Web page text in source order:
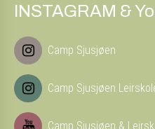
INSTAGRAM &
Camp Sjusjøen
Camp Sjusjøen
Camp Sjusjøen &